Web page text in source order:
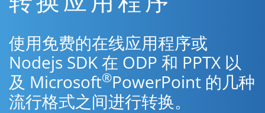
使用免费的在线应用程序或
Nodejs SDK 在 ODP 和 PPTX 以
及 Microsoft®PowerPoint 的几种
流行格式之间进行转换。